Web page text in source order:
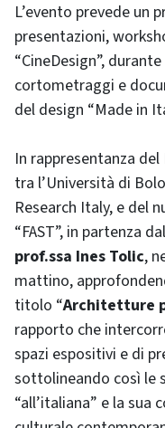
L’evento prevede
presentazioni,
“CineDesign”,
cortometraggi e
del design “Made in
In rappresentanza
tra l’Università di
Research Italy, e del
“FAST”, in partenza
prof.ssa Ines Tolic,
mattino,
titolo “Architetture
rapporto che
spazi espositivi e di
sottolineando così le
“all’italiana” e la sua